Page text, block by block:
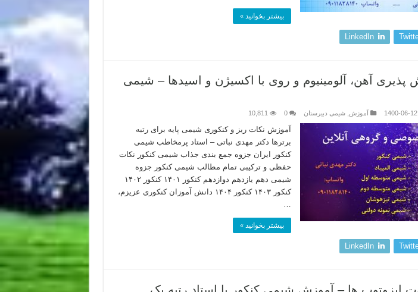
بیشتر بخوانید »
LinkedIn
پذیری آهن، آلومینیوم و روی با اکسیژن و اسیدها – شیمی
1400-06-12 آموزش ,شیمی دبیرستان 0
10,811
آموزش نکات ریز و کنکوری شیمی پایه برای رتبه
برترها دکتر مهدی نباتی – استاد پرمخاطب شیمی
کنکور ایران جزوه جمع بندی جذاب شیمی کنکور نکات
حفظی و ترکیبی تمام مطالب شیمی کنکور جزوه
شیمی دهم یازدهم دوازدهم کنکور ۱۴۰۱ کنکور ۱۴۰۲
کنکور ۱۴۰۳ کنکور ۱۴۰۴ دانش آموزان کنکوری عزیزم،
…
بیشتر بخوانید »
LinkedIn